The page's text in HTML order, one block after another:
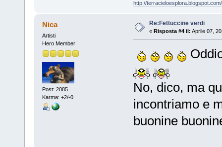
http://terracieloesplora.blogspot.com/
Nica
Artisti
Hero Member
Post: 2085
Karma: +2/-0
Re:Fettuccine verdi
« Risposta #4 il: Aprile 07,
No, dico, ma
incontriamo e
buonine